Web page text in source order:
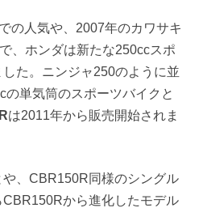
の人気や、2007年のカワサキ
、ホンダは新たな250ccスポ
た。ニンジャ250のように並
単気筒のスポーツバイクと
は2011年から販売開始されま
、CBR150R同様のシングル
から進化したモデル